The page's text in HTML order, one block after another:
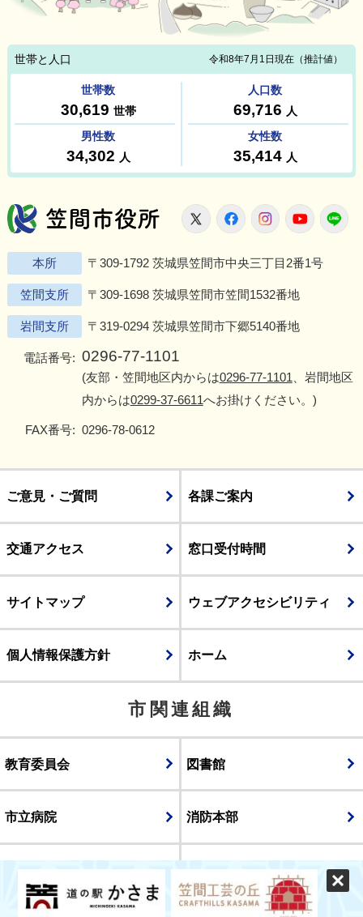
笠間市役所
X FacebookInstagram
本所 〒309-1792 茨城県笠間市中央三丁目2番1号
笠間支所 〒309-1698 茨城県笠間市笠間1532番地
岩間支所 〒319-0294 茨城県笠間市下郷5140番地
電話番号: 0296-77-1101
(友部・笠間地区内からは0296-77-1101 、岩間地区
内からは0299-37-6611へお掛けください。)
FAX番号: 0296-78-0612
ご意見・ご質問 各課ご案内
交通アクセス 窓口受付時間
サイトマップ ウェブアクセシビリティ
個人情報保護方針 ホーム
市関連組織
教育委員会 図書館
市立病院 消防本部
議会